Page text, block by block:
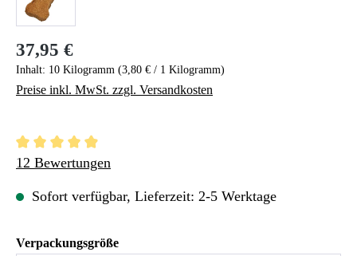
Regulärer Preis:
37,95 €
Inhalt: 10 Kilogramm (3,80 € / 1 Kilogramm)
Preise inkl. MwSt. zzgl. Versandkosten
Durchschnittliche Bewertung von 4.88 von 5 Sternen
12 Bewertungen
Sofort verfügbar, Lieferzeit: 2-5 Werktage
Verpackungsgrößeauswählen